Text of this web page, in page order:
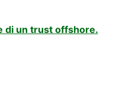
di un trust offshore.